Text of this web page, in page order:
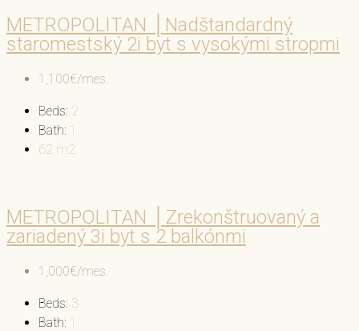
METROPOLITAN │Nadštandardný
staromestský 2i byt s vysokými stropmi
1,100€/mes.
Beds: 2
Bath: 1
62 m2
METROPOLITAN │Zrekonštruovaný a
zariadený 3i byt s 2 balkónmi
1,000€/mes.
Beds: 3
Bath: 1